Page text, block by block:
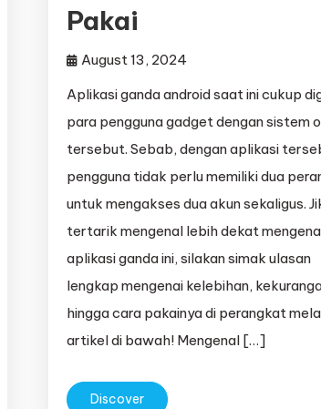
Pakai
August 13, 2024
Aplikasi ganda android saat ini cukup
para pengguna gadget dengan sistem
tersebut. Sebab, dengan aplikasi
pengguna tidak perlu memiliki dua
untuk mengakses dua akun sekaligus.
tertarik mengenal lebih dekat
aplikasi ganda ini, silakan simak ulasan
lengkap mengenai kelebihan,
hingga cara pakainya di perangkat
artikel di bawah! Mengenal […]
Discover